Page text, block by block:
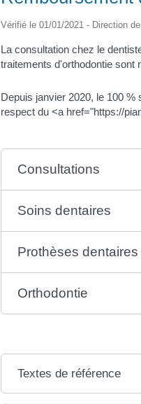
Vérifié le 01/01/2021 - Direction
La consultation chez le
traitements d'orthodontie sont
Depuis janvier 2020, le 100
respect du <a href="https://
Consultations
Soins dentaires
Prothèses dentaires
Orthodontie
Textes de référence